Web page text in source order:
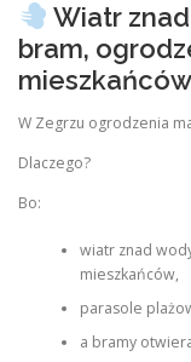
Wiatr
bram,
mieszkańców
W Zegrzu ogrodzenia
Dlaczego?
Bo:
wiatr znad
mieszkańców,
parasole
a bramy